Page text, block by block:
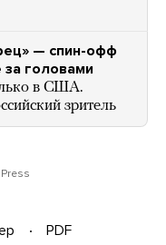
— спин-офф
за головами
в США.
зритель
PDF